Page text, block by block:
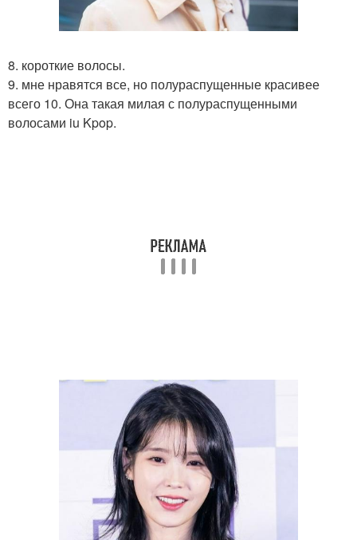
8. короткие волосы.
9. мне нравятся все, но полураспущенные красивее
всего 10. Она такая милая с полураспущенными
волосами iu Kpop.